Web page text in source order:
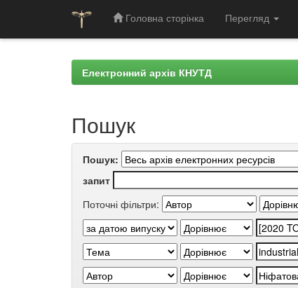
Головна сторінка Перегляд
Електронний архів КНУТД
Пошук
Пошук:
запит
Поточні фільтри: